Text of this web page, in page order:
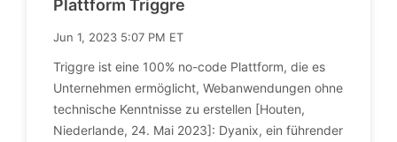
Plattform Triggre
Jun 1, 2023 5:07 PM ET
Triggre ist eine 100% no-code Plattform, die es
Unternehmen ermöglicht, Webanwendungen ohne
technische Kenntnisse zu erstellen [Houten,
Niederlande, 24. Mai 2023]: Dyanix, ein führender